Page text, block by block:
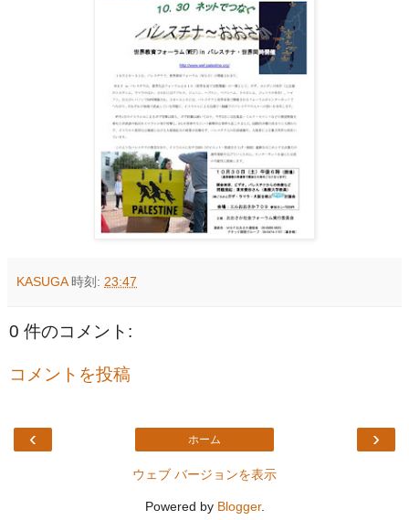
KASUGA 時刻: 23:47
0 件のコメント:
コメントを投稿
‹ ›
ホーム
ウェブ バージョンを表示
Powered by Blogger.